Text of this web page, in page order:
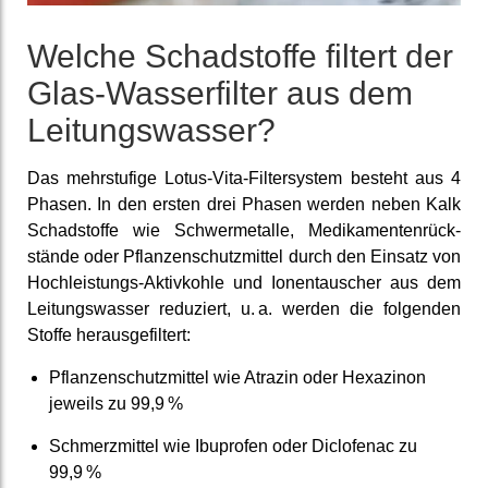
Welche Schad­stoffe filtert der
Glas-Wasserfilter aus dem
Leitungs­wasser?
Das mehr­stufige Lotus-Vita-Filter­system besteht aus 4
Phasen. In den ersten drei Phasen werden neben Kalk
Schad­stoffe wie Schwer­metalle, Medi­kamenten­rück­
stände oder Pflanzen­schutz­mittel durch den Einsatz von
Hoch­leistungs-Aktiv­kohle und Ionen­tauscher aus dem
Leitungs­wasser re­duziert, u. a. werden die folgen­den
Stoffe heraus­gefiltert:
Pflanzen­schutz­mittel wie Atrazin oder Hexazinon
jeweils zu 99,9 %
Schmerz­mittel wie Ibuprofen oder Diclo­fenac zu
99,9 %